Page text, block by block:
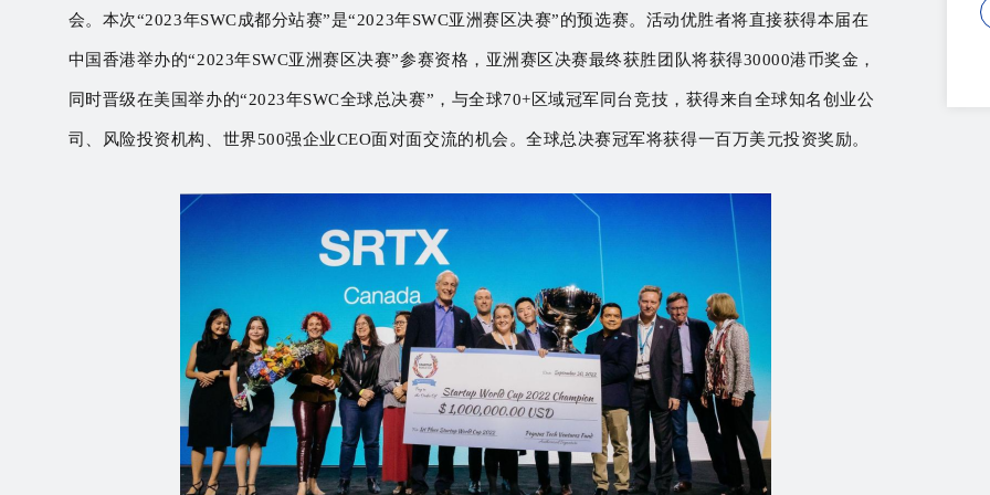
会。本次“2023年SWC成都分站赛”是“2023年SWC亚洲赛区决赛”的预选赛。活动优胜者将直接获得本届在
中国香港举办的“2023年SWC亚洲赛区决赛”参赛资格，亚洲赛区决赛最终获胜团队将获得30000港币奖金，
同时晋级在美国举办的“2023年SWC全球总决赛”，与全球70+区域冠军同台竞技，获得来自全球知名创业公
司、风险投资机构、世界500强企业CEO面对面交流的机会。全球总决赛冠军将获得一百万美元投资奖励。